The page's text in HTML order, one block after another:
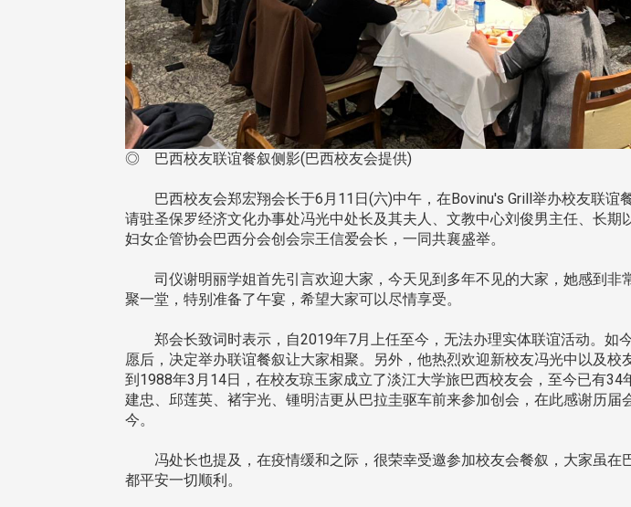
◎ 巴西校友联谊餐叙侧影(巴西校友会提供)
巴西校友会郑宏翔会长于6月11日(六)中午，在Bovinu's Grill举办校友联谊
请驻圣保罗经济文化办事处冯光中处长及其夫人、文教中心刘俊男主任、长期
妇女企管协会巴西分会创会宗王信爱会长，一同共襄盛举。
司仪谢明丽学姐首先引言欢迎大家，今天见到多年不见的大家，她感到非
聚一堂，特别准备了午宴，希望大家可以尽情享受。
郑会长致词时表示，自2019年7月上任至今，无法办理实体联谊活动。如
愿后，决定举办联谊餐叙让大家相聚。另外，他热烈欢迎新校友冯光中以及校
到1988年3月14日，在校友琼玉家成立了淡江大学旅巴西校友会，至今已有34
建忠、邱莲英、褚宇光、锺明洁更从巴拉圭驱车前来参加创会，在此感谢历届
今。
冯处长也提及，在疫情缓和之际，很荣幸受邀参加校友会餐叙，大家虽在
都平安一切顺利。
校友会于115年6月10日(三)
日(二)，27名校友夥伴一同前
台北市校友会于6月6日(六)举办
「新店瑠公圳知性健行活动」，在
领队温明正学长与副领队吕惠玲学
姐的精 ...
台中市校友会于115年6月24
访团由母校战略所所长李大中、
校友会活动 (系
系友会第3届第4次理监事
3 版 校友会活动 (系
所、其他)
风保系友会兰阳探梅漫游 齐聚
共谱初夏欢乐乐章
3 版 校友会活动 (系
所、其他)
【校友来访】香港校友会
长叶雅琴、杜天宝学长